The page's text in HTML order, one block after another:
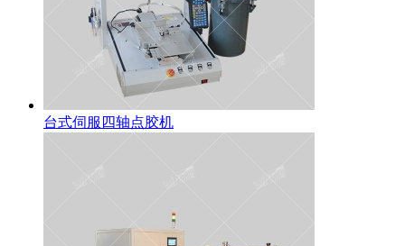
台式伺服四轴点胶机